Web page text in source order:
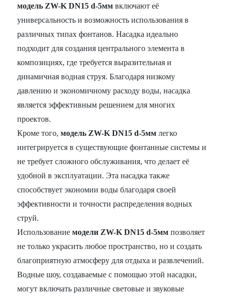
модель ZW-K DN15 d-5мм включают её
универсальность и возможность использования в
различных типах фонтанов. Насадка идеально
подходит для создания центрального элемента в
композициях, где требуется выразительная и
динамичная водная струя. Благодаря низкому
давлению и экономичному расходу воды, насадка
является эффективным решением для многих
проектов.
Кроме того,модель ZW-K DN15 d-5мм легко
интегрируется в существующие фонтанные системы и
не требует сложного обслуживания, что делает её
удобной в эксплуатации. Эта насадка также
способствует экономии воды благодаря своей
эффективности и точности распределения водных
струй.
Использованиемодели ZW-K DN15 d-5мм позволяет
не только украсить любое пространство, но и создать
благоприятную атмосферу для отдыха и развлечений.
Водные шоу, создаваемые с помощью этой насадки,
могут включать различные световые и звуковые